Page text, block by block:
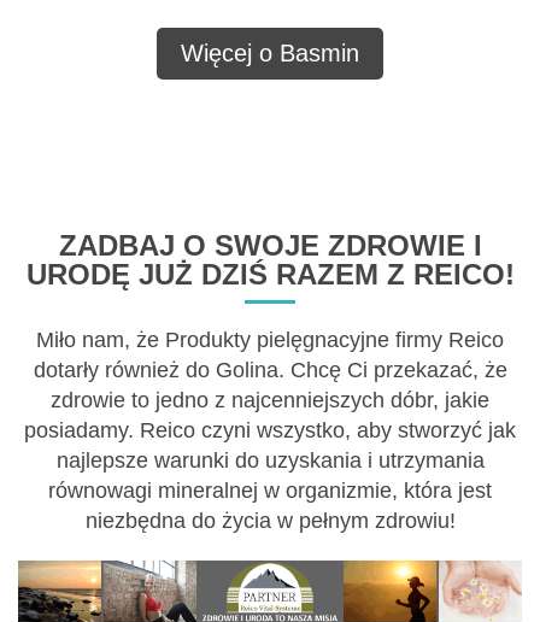
Więcej o Basmin
ZADBAJ O SWOJE ZDROWIE I
URODĘ JUŻ DZIŚ RAZEM Z REICO!
Miło nam, że Produkty pielęgnacyjne firmy Reico
dotarły również do Golina. Chcę Ci przekazać, że
zdrowie to jedno z najcenniejszych dóbr, jakie
posiadamy. Reico czyni wszystko, aby stworzyć jak
najlepsze warunki do uzyskania i utrzymania
równowagi mineralnej w organizmie, która jest
niezbędna do życia w pełnym zdrowiu!